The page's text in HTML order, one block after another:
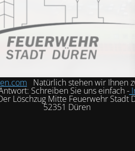
Natürlich stehen wir Ihnen
Schreiben Sie uns einfach -
Löschzug Mitte Feuerwehr Stadt
52351 Düren